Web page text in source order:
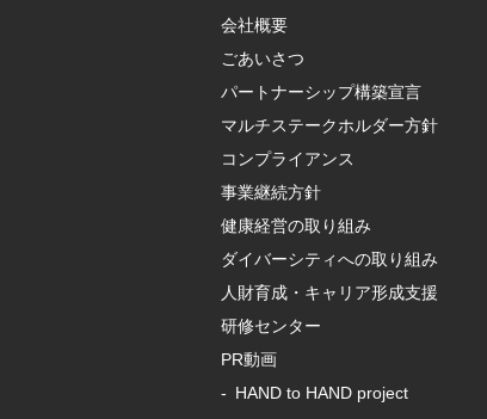
会社概要
ごあいさつ
パートナーシップ構築宣言
マルチステークホルダー方針
コンプライアンス
事業継続方針
健康経営の取り組み
ダイバーシティへの取り組み
人財育成・キャリア形成支援
研修センター
PR動画
HAND to HAND project